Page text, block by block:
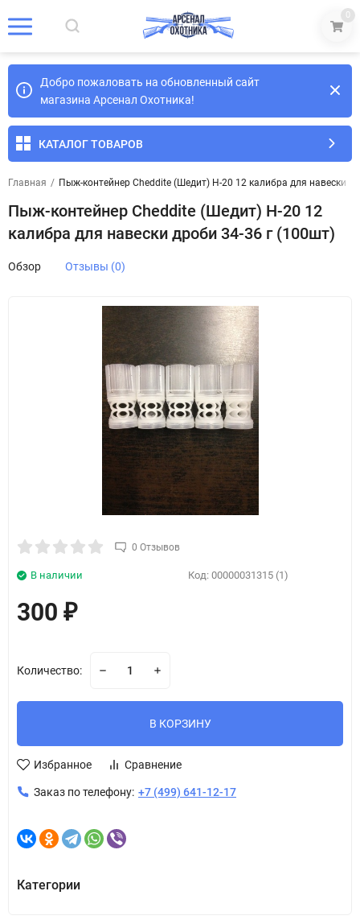
0
Добро пожаловать на обновленный сайт
магазина Арсенал Охотника!
КАТАЛОГ ТОВАРОВ
Главная / Пыж-контейнер Cheddite (Шедит) H-20 12 калибра для навески
Пыж-контейнер Cheddite (Шедит) H-20 12
калибра для навески дроби 34-36 г (100шт)
Обзор Отзывы (0)
0 Отзывов
Код: 00000031315 (1)
В наличии
300 ₽
Количество:
В КОРЗИНУ
Избранное Сравнение
Заказ по телефону: +7 (499) 641-12-17
Категории